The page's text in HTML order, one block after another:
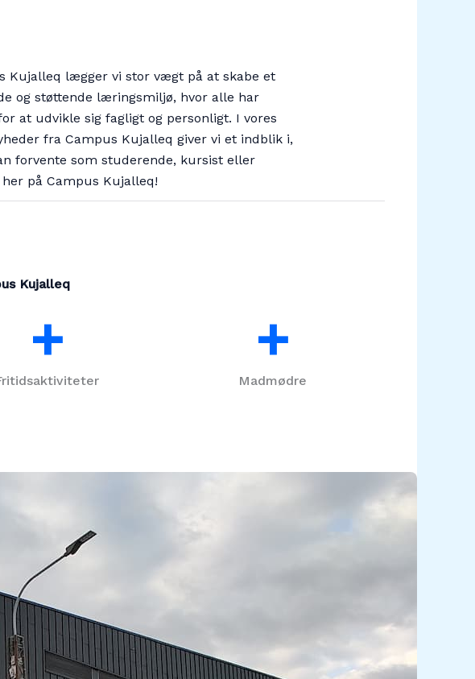
Kujalleq lægger vi stor vægt på at skabe et
og støttende læringsmiljø, hvor alle har
at udvikle sig fagligt og personligt. I vores
fra Campus Kujalleq giver vi et indblik i,
forvente som studerende, kursist eller
på Campus Kujalleq!
Kujalleq
+ +
Madmødre